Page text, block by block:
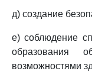
д) создание
е) соблюдение
образования
возможностями